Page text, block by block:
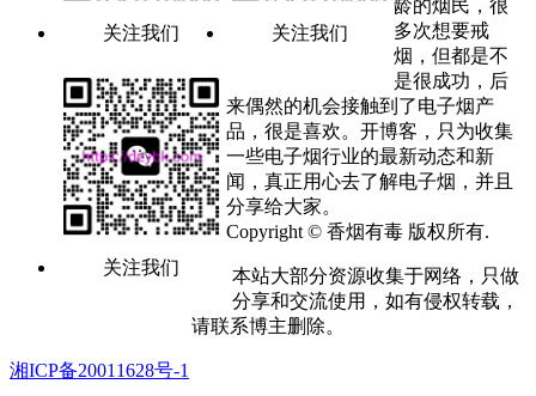
关注我们 关注我们
关注我们
龄的烟民，很
多次想要戒
烟，但都是不
是很成功，后
来偶然的机会接触到了电子烟产
品，很是喜欢。开博客，只为收集
一些电子烟行业的最新动态和新
闻，真正用心去了解电子烟，并且
分享给大家。
Copyright © 香烟有毒 版权所有.
本站大部分资源收集于网络，只做
分享和交流使用，如有侵权转载，
请联系博主删除。
湘ICP备20011628号-1